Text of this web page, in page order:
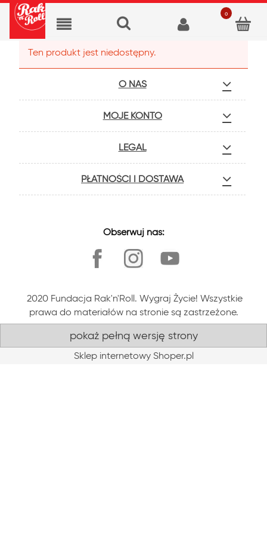
Ten produkt jest niedostępny.
O NAS
MOJE KONTO
LEGAL
PŁATNOŚCI I DOSTAWA
Obserwuj nas:
2020 Fundacja Rak'n'Roll. Wygraj Życie! Wszystkie
prawa do materiałów na stronie są zastrzeżone.
pokaż pełną wersję strony
Sklep internetowy Shoper.pl